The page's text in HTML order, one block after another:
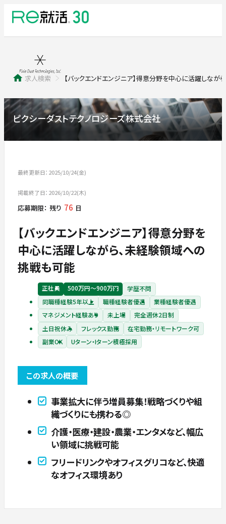
求人検索 【バックエンドエンジニア】得意分野を中心に活躍しな
ピクシーダストテクノロジーズ株式会社
最終更新日：2025/10/24(金)
掲載終了日：2026/10/22(木)
応募期限： 残り 76 日
【バックエンドエンジニア】得意分野を
中心に活躍しながら、未経験領域への
挑戦も可能
正社員 500万円〜900万円
学歴不問
同職種経験5年以上
職種経験者優遇
業種経験者優遇
マネジメント経験あり
未上場
完全週休2日制
土日祝休み
フレックス勤務
在宅勤務・リモートワーク可
副業OK
Uターン・Iターン積極採用
この求人の概要
事業拡大に伴う増員募集！戦略づくりや組
織づくりにも携わる◎
介護・医療・建設・農業・エンタメなど、幅広
い領域に挑戦可能
フリードリンクやオフィスグリコなど、快適
なオフィス環境あり